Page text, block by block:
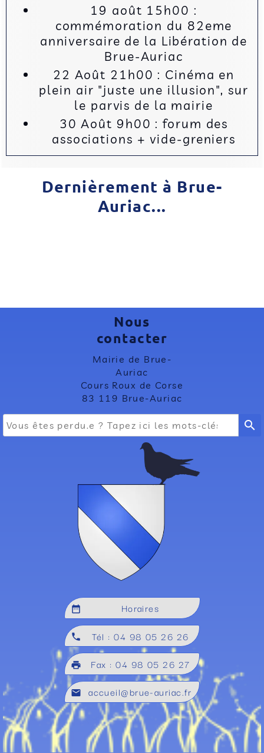
19 août 15h00 :
commémoration du 82eme
anniversaire de la Libération de
Brue-Auriac
22 Août 21h00 : Cinéma en
plein air "juste une illusion", sur
le parvis de la mairie
30 Août 9h00 : forum des
associations + vide-greniers
Dernièrement à Brue-
Auriac...
Nous
contacter
Mairie de Brue-
Auriac
Cours Roux de Corse
83 119 Brue-Auriac
search
date_range Horaires
local_phone Tél : 04 98 05 26 26
local_printshop Fax : 04 98 05 26 27
mail accueil@brue-auriac.fr